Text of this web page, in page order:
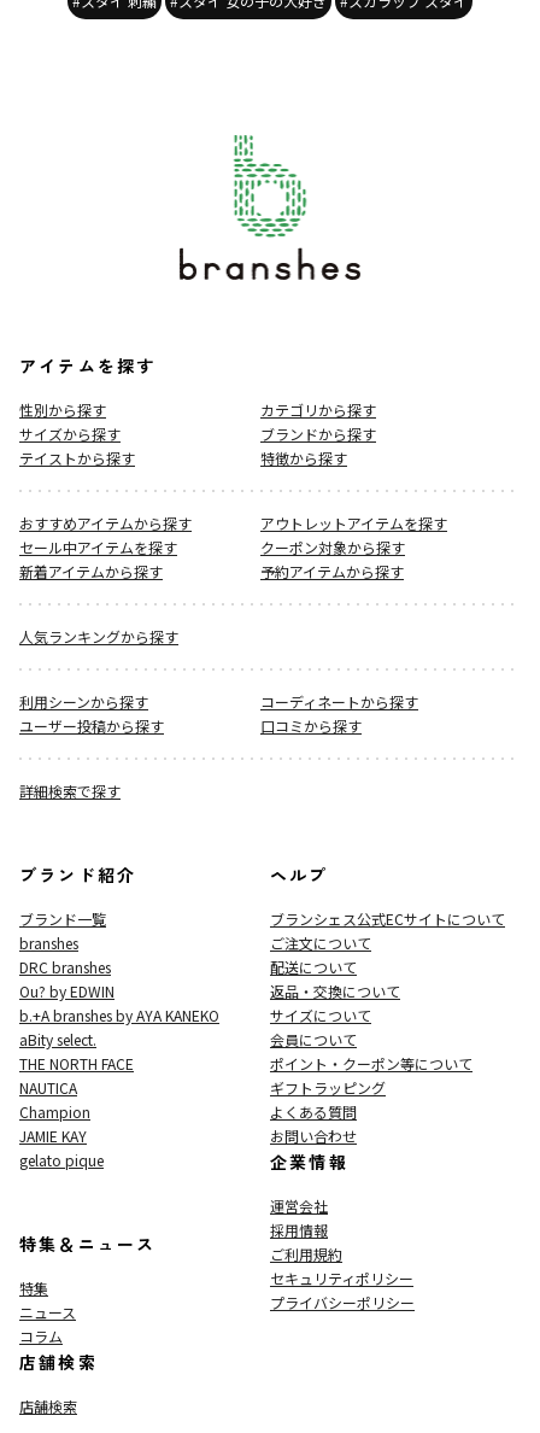
アイテムを探す
性別から探す
カテゴリから探す
サイズから探す
ブランドから探す
テイストから探す
特徴から探す
おすすめアイテムから探す
アウトレットアイテムを探す
セール中アイテムを探す
クーポン対象から探す
新着アイテムから探す
予約アイテムから探す
人気ランキングから探す
利用シーンから探す
コーディネートから探す
ユーザー投稿から探す
口コミから探す
詳細検索で探す
ブランド紹介
ブランド一覧
branshes
DRC branshes
Ou? by EDWIN
b.+A branshes by AYA KANEKO
aBity select.
THE NORTH FACE
NAUTICA
Champion
JAMIE KAY
gelato pique
特集＆ニュース
特集
ニュース
コラム
店舗検索
店舗検索
ヘルプ
ブランシェス公式ECサイトについて
ご注文について
配送について
返品・交換について
サイズについて
会員について
ポイント・クーポン等について
ギフトラッピング
よくある質問
お問い合わせ
企業情報
運営会社
採用情報
ご利用規約
セキュリティポリシー
プライバシーポリシー